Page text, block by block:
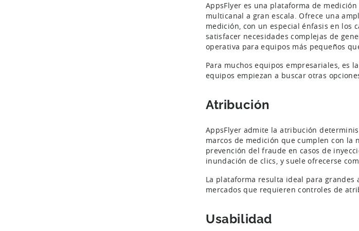
AppsFlyer es una plataforma de
multicanal a gran escala. Ofrece una
medición, con un especial énfasis en los
satisfacer necesidades complejas de
operativa para equipos más pequeños
Para muchos equipos empresariales, es
equipos empiezan a buscar otras
Atribución
AppsFlyer admite la atribución
marcos de medición que cumplen con la
prevención del fraude en casos de
inundación de clics, y suele ofrecerse
La plataforma resulta ideal para
mercados que requieren controles de
Usabilidad